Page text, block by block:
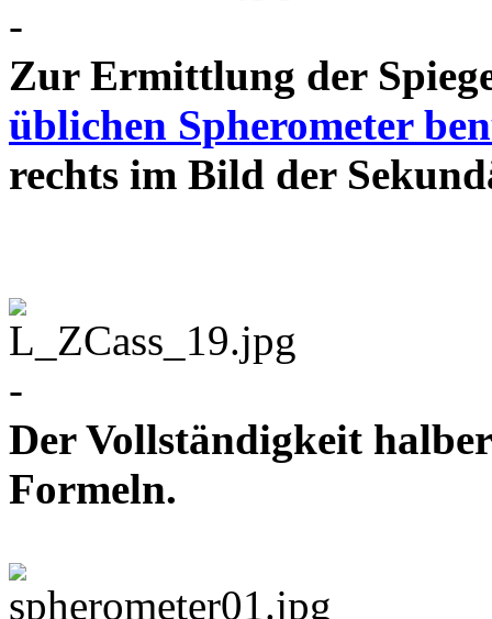
-
Zur Ermittlung der
üblichen Spherometer
rechts im Bild der
-
Der Vollständigkeit
Formeln.